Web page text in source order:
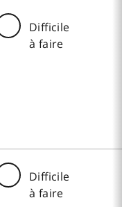
Difficile
à faire
Difficile
à faire